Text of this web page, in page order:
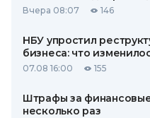
Вчера 08:07 146
НБУ упростил
бизнеса: что
07.08 16:00 155
Штрафы за
несколько раз